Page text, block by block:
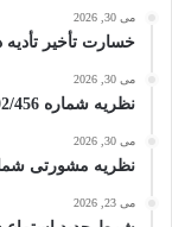
می 30, 2026
خسارت تأخیر تأدیه
می 30, 2026
نظریه شماره 7/1402/456 مورخ 1402/07/03
می 30, 2026
نظریه مشورتی شماره 7/96/3137 مورخ
می 23, 2026